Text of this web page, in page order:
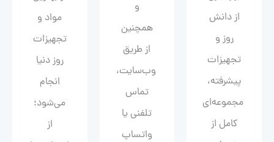
از دانش
روز و
تجهیزات
پیشرفته،
مجموعه‌ای
کامل از
و
همچنین
از طریق
وب‌سایت،
تماس
تلفنی یا
واتساپ
مواد و
تجهیزات
روز دنیا
انجام
می‌شود؛
از